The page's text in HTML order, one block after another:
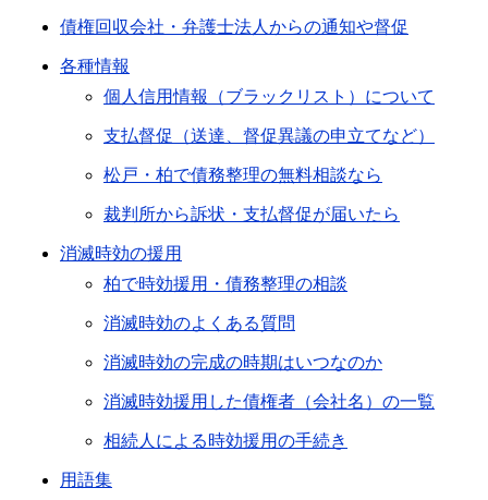
債権回収会社・弁護士法人からの通知や督促
各種情報
個人信用情報（ブラックリスト）について
支払督促（送達、督促異議の申立てなど）
松戸・柏で債務整理の無料相談なら
裁判所から訴状・支払督促が届いたら
消滅時効の援用
柏で時効援用・債務整理の相談
消滅時効のよくある質問
消滅時効の完成の時期はいつなのか
消滅時効援用した債権者（会社名）の一覧
相続人による時効援用の手続き
用語集